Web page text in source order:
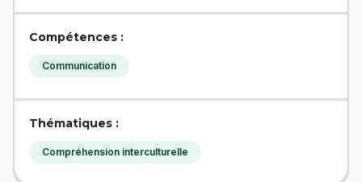
Compétences :
Communication
Thématiques :
Compréhension interculturelle